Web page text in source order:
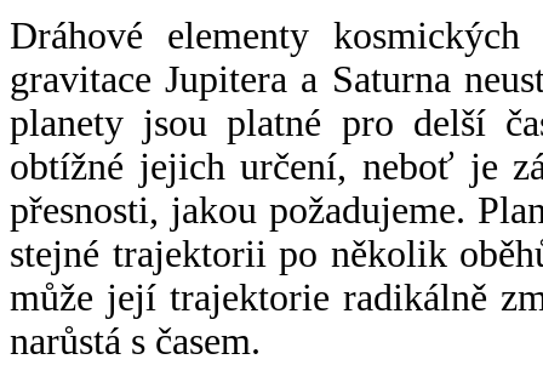
Dráhové elementy
gravitace Jupitera a Saturna
planety jsou platné pro delší
obtížné jejich určení, neboť je
přesnosti, jakou požadujeme.
stejné trajektorii po několik
může její trajektorie radikálně
narůstá s časem.